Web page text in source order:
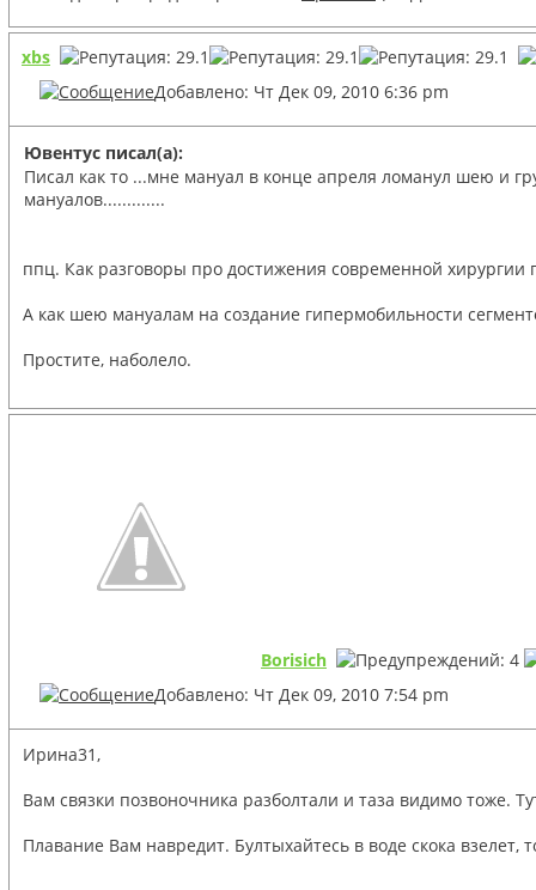
xbs
Добавлено: Чт Дек 09, 2010 6:36 pm
Ювентус писал(а):
Писал как то ...мне мануал в конце апреля ломанул шею и
мануалов.............
ппц. Как разговоры про достижения современной хирургии
А как шею мануалам на создание гипермобильности
Простите, наболело.
Borisich
Добавлено: Чт Дек 09, 2010 7:54 pm
Ирина31,
Вам связки позвоночника разболтали и таза видимо тоже.
Плавание Вам навредит. Бултыхайтесь в воде скока